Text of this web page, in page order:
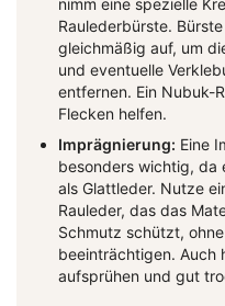
nimm eine spezielle
Raulederbürste.
gleichmäßig auf, um
und eventuelle
entfernen. Ein Nubuk-
Flecken helfen.
Imprägnierung: Eine
besonders wichtig, da
als Glattleder. Nutze
Rauleder, das das
Schmutz schützt,
beeinträchtigen. Auch
aufsprühen und gut